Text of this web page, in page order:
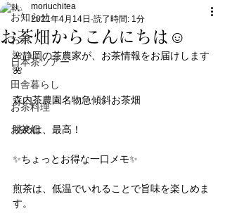
お知らせ
お茶
日本茶ツアー
田舎暮らし
お茶料理
お茶畑
お茶畑からこんにちは☺️
moriuchitea
2021年4月14日 読了時間: 1分
🌺静岡の茶農家が、お茶情報をお届けします
🌺
森内茶農園名物急傾斜お茶畑
眺めは、最高！
✨ちょっとお得な一口メモ✨
煎茶は、低温でいれることで旨味を楽しめま
す。